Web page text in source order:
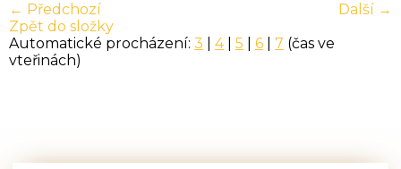
← Předchozí
Další →
Zpět do složky
Automatické procházení: 3 4| 5 6 7 (čas ve
vteřinách)